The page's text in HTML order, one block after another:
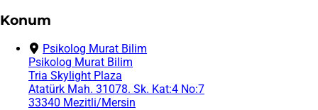
Konum
Psikolog Murat Bilim
Psikolog Murat Bilim
Tria Skylight Plaza
Atatürk Mah. 31078. Sk. Kat:4 No:7
33340 Mezitli/Mersin